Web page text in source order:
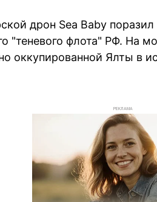
дрон Sea Baby
"теневого флота" РФ. На
оккупированной Ялты в
РЕКЛАМА